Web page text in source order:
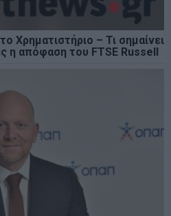
Χρηματιστήριο – Τι σημαίνει
η απόφαση του FTSE Russell